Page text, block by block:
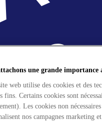
une grande importance
web utilise des cookies et des
fins. Certains cookies sont
Les cookies non
nos campagnes marketing